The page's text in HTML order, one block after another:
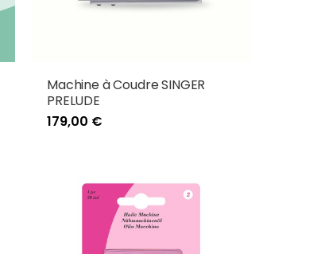
Machine à Coudre SINGER
PRELUDE
179,00 €